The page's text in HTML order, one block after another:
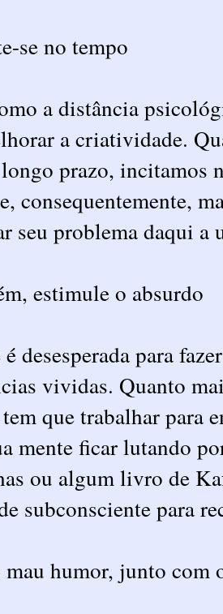
se no tempo
a distância
a criatividade.
prazo, incitamos
consequentemente,
seu problema daqui a
estimule o absurdo
desesperada para
vividas. Quanto
que trabalhar para
mente ficar lutando
ou algum livro de
subconsciente para
mau humor, junto com